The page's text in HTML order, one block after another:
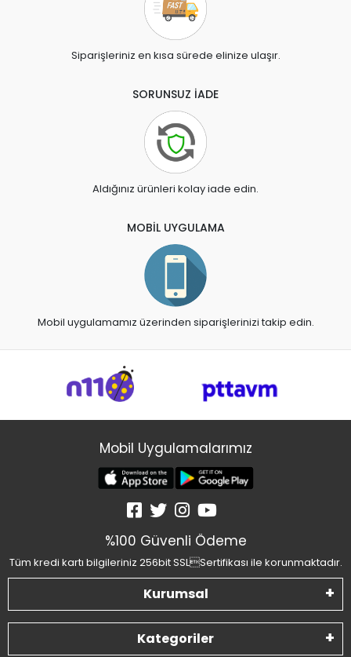
Siparişleriniz en kısa sürede elinize ulaşır.
SORUNSUZ İADE
Aldığınız ürünleri kolay iade edin.
MOBİL UYGULAMA
Mobil uygulamamız üzerinden siparişlerinizi takip edin.
Mobil Uygulamalarımız
%100 Güvenli Ödeme
Tüm kredi kartı bilgileriniz 256bit SSLSertifikası ile korunmaktadır.
Kurumsal
Kategoriler